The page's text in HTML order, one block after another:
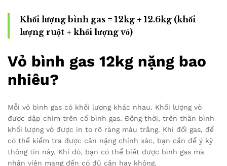
Khối lượng bình gas = 12kg + 12.6kg (khối
lượng ruột + khối lượng vỏ)
Vỏ bình gas 12kg nặng bao
nhiêu?
Mỗi vỏ bình gas có khối lượng khác nhau. Khối lượng vỏ
được dập chìm trên cổ bình gas. Đồng thời, trên thân bình
khối lượng vỏ được in to rõ ràng màu trắng. Khi đổi gas, để
có thể kiểm tra được cân nặng chính xác, bạn cần để ý kỹ
thông tin này. Khi đó, bạn có thể biết được bình gas mà
nhân viên mang đến có đủ cân hay không.